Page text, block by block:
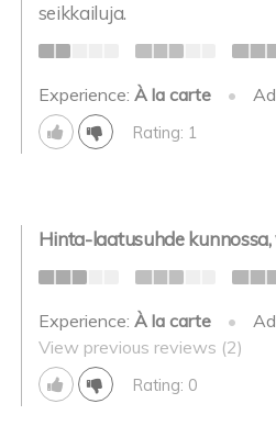
seikkailuja.
Experience: À la carte •
Rating: 1
Hinta-laatusuhde
Experience: À la carte •
View previous reviews (2)
Rating: 0